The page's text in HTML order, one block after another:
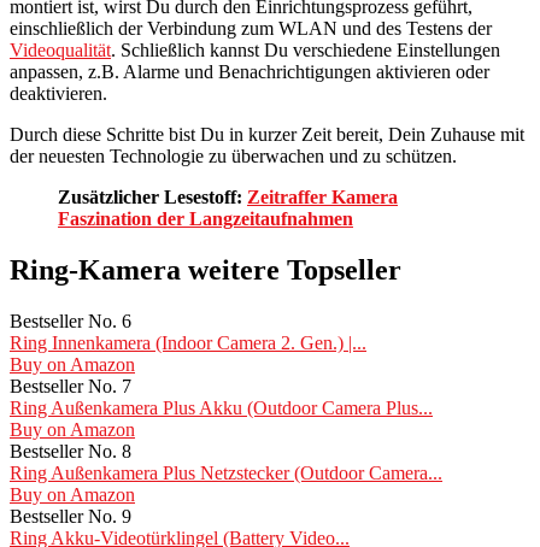
montiert ist, wirst Du durch den Einrichtungsprozess geführt,
einschließlich der Verbindung zum WLAN und des Testens der
Videoqualität. Schließlich kannst Du verschiedene Einstellungen
anpassen, z.B. Alarme und Benachrichtigungen aktivieren oder
deaktivieren.
Durch diese Schritte bist Du in kurzer Zeit bereit, Dein Zuhause mit
der neuesten Technologie zu überwachen und zu schützen.
Zusätzlicher Lesestoff: Zeitraffer Kamera
Faszination der Langzeitaufnahmen
Ring-Kamera weitere Topseller
Bestseller No. 6
Ring Innenkamera (Indoor Camera 2. Gen.) |...
Buy on Amazon
Bestseller No. 7
Ring Außenkamera Plus Akku (Outdoor Camera Plus...
Buy on Amazon
Bestseller No. 8
Ring Außenkamera Plus Netzstecker (Outdoor Camera...
Buy on Amazon
Bestseller No. 9
Ring Akku-Videotürklingel (Battery Video...